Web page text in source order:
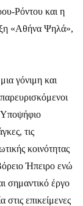
Ρόντου και η
«Αθήνα Ψηλά»,
γόνιμη και
Υποψήφιο
τις
κοινότητας
Ήπειρο ενώ
σημαντικό έργο
στις επικείμενες